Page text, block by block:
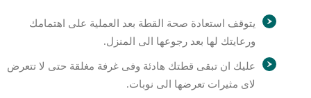
يتوقف استعادة صحة القطة بعد العملية على اهتمامك
ورعايتك لها بعد رجوعها الى المنزل.
عليك ان تبقى قطتك هادئة وفى غرفة مغلقة حتى لا تتعرض
لاى مثيرات تعرضها الى نوبات.